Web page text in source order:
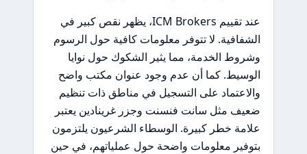
عند تقييم ICM Brokers، يظهر نقص كبير في
الشفافية. لا تتوفر معلومات كافية حول الرسوم
وشروط الخدمة، مما يثير الشكوك حول نوايا
الوسيط. كما أن عدم وجود عنوان مكتب واضح
والاعتماد على التسجيل في مناطق ذات تنظيم
ضعيف مثل سانت فنسنت وجزر غرينادين يعتبر
علامة خطر كبيرة. الوسطاء الشرعيون يلتزمون
بتوفير معلومات واضحة حول عملياتهم، في حين